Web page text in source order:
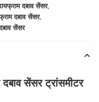
दबाव सेंसर,
दबाव सेंसर,
सेंसर
सेंसर ट्रांसमीटर